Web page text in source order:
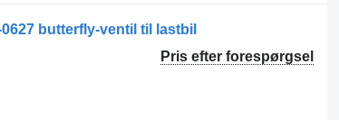
0627 butterfly-ventil til lastbil
Pris efter forespørgsel